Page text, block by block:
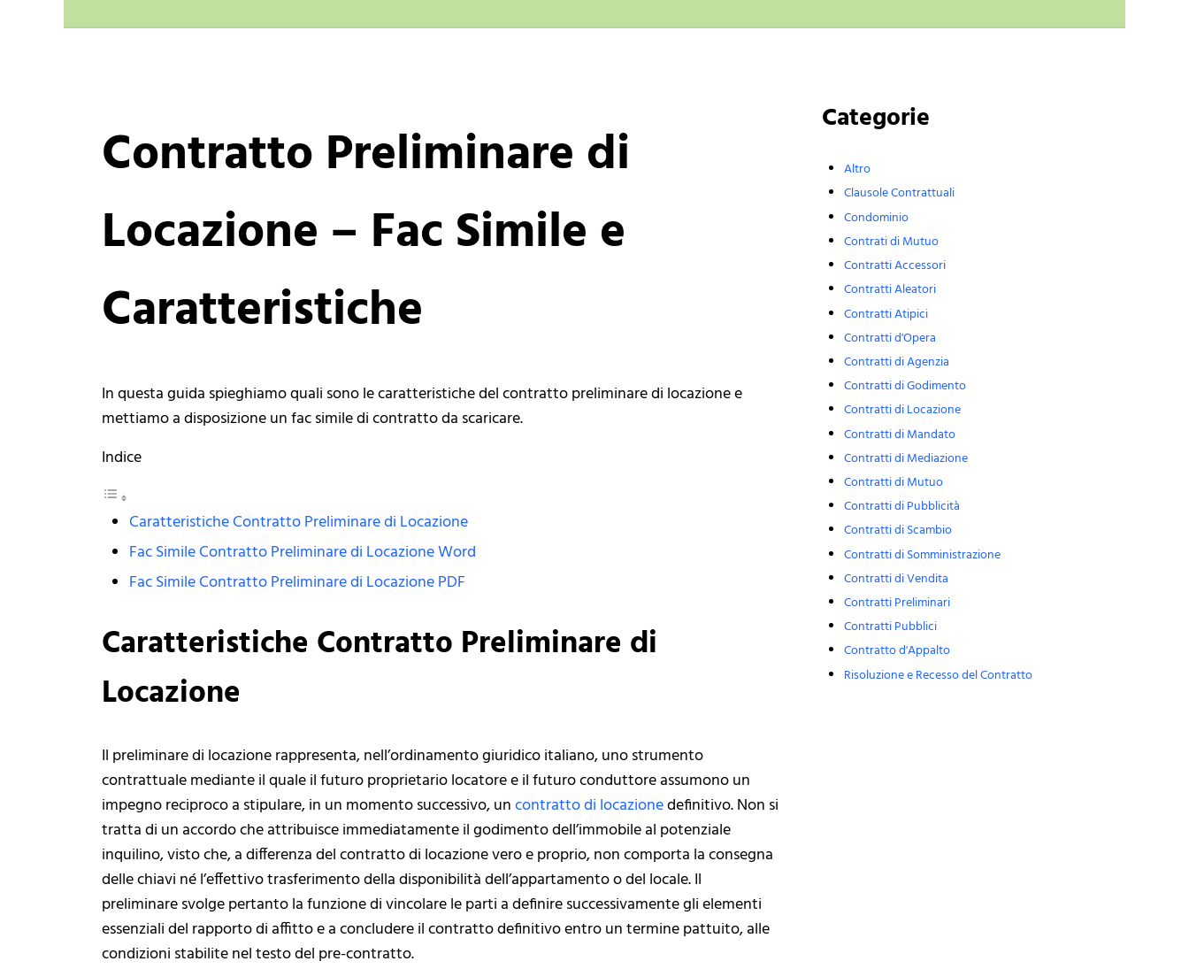
Contratto Preliminare di
Locazione – Fac Simile e
Caratteristiche
In questa guida spieghiamo quali sono le caratteristiche del contratto preliminare di locazione e
mettiamo a disposizione un fac simile di contratto da scaricare.
Indice
Caratteristiche Contratto Preliminare di Locazione
Fac Simile Contratto Preliminare di Locazione Word
Fac Simile Contratto Preliminare di Locazione PDF
Caratteristiche Contratto Preliminare di
Locazione
Il preliminare di locazione rappresenta, nell’ordinamento giuridico italiano, uno strumento
contrattuale mediante il quale il futuro proprietario locatore e il futuro conduttore assumono un
impegno reciproco a stipulare, in un momento successivo, uncontratto di locazionedefinitivo. Non si
tratta di un accordo che attribuisce immediatamente il godimento dell’immobile al potenziale
inquilino, visto che, a differenza del contratto di locazione vero e proprio, non comporta la consegna
delle chiavi né l’effettivo trasferimento della disponibilità dell’appartamento o del locale. Il
preliminare svolge pertanto la funzione di vincolare le parti a definire successivamente gli elementi
essenziali del rapporto di affitto e a concludere il contratto definitivo entro un termine pattuito, alle
condizioni stabilite nel testo del pre-contratto.
Sidebar
Categorie
Altro
Clausole Contrattuali
Condominio
Contrati di Mutuo
Contratti Accessori
Contratti Aleatori
Contratti Atipici
Contratti d'Opera
Contratti di Agenzia
Contratti di Godimento
Contratti di Locazione
Contratti di Mandato
Contratti di Mediazione
Contratti di Mutuo
Contratti di Pubblicità
Contratti di Scambio
Contratti di Somministrazione
Contratti di Vendita
Contratti Preliminari
Contratti Pubblici
Contratto d'Appalto
Risoluzione e Recesso del Contratto